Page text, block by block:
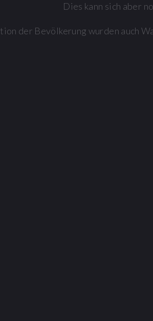
Dies kann sich aber
der Bevölkerung wurden auch